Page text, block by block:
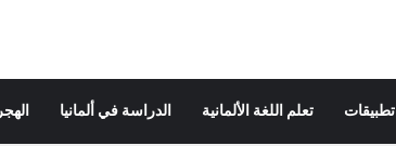
تطبيقات تعلم اللغة الألمانية الدراسة في ألمانيا